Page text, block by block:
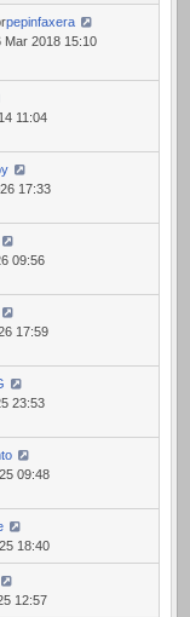
44
pepinfaxera
Mar 2018 15:10
11:04
17:33
09:56
17:59
23:53
09:48
18:40
12:57